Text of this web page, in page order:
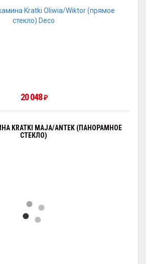
20 048₽
KRATKI MAJA/ANTEK (ПАНОРАМНОЕ
СТЕКЛО)